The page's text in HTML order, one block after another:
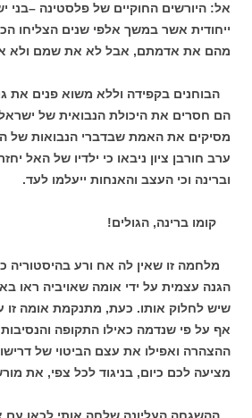
אל: היורשים החוקיים של פלסטינה –בני
ייחודית אשר במשך אלפי שנים הצליחו
מהם את אדמתם, אבל לא את שמם ולא
הבוחנים בקפידה וללא משוא פנים את
הם חסרים את היכולת הנבואית של ישראל
מסיקים את האמת שבדברי הנבואות של
ערב חורבן ציון ניבאו כי ילדיו של האל
וברינה וכי העצב והאנחות ייעלמו לעד.
קומו ברינה, הגולים!
מלחמה זו שאין לה אח ורע בהיסטוריה
הגנה עצמית על ידי אומה שאויביה ראו
שיש לחלוק אותו. כעת, מתנקמת אומה זו
אף על פי שנדמה כאילו התקופה
ההצהרה ואפילו את עצם הביטוי של
מציעה לכם כיום, בניגוד לכל צפי, את